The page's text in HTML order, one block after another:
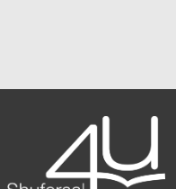
טלפון
אימייל*